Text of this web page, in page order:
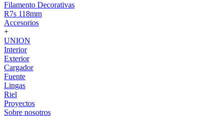
Filamento Decorativas
R7s 118mm
Accesorios
+
UNION
Interior
Exterior
Cargador
Fuente
Lingas
Riel
Proyectos
Sobre nosotros